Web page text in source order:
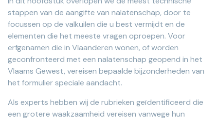
stappen van de aangifte van nalatenschap, door te
focussen op de valkuilen die u best vermijdt en de
elementen die het meeste vragen oproepen. Voor
erfgenamen die in Vlaanderen wonen, of worden
geconfronteerd met een nalatenschap geopend in het
Vlaams Gewest, vereisen bepaalde bijzonderheden van
het formulier speciale aandacht.
Als experts hebben wij de rubrieken geïdentificeerd die
een grotere waakzaamheid vereisen vanwege hun